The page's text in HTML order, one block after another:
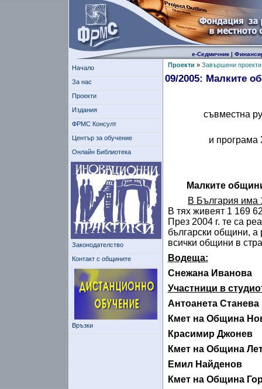
е-Седмичник|
Начало
За нас
Проекти
Издания
ФРМС Консулт
Център за обучение
Онлайн Библиотека
Законодателство
Контакт с общините
Връзки
Проекти » Завършени проекти
09/2005: Малките
съвместна
и програма
Малките
В България има
В тях живеят 1 169
През 2004 г. те са
български общини, а
всички общини в
Водеща:
Снежана Иванова
Участници в
Антоанета Станева
Кмет на Община
Красимир Джонев
Кмет на Община
Емил Найденов
Кмет на Община